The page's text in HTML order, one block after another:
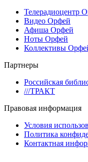
Телерадиоцентр
Видео Орфей
Афиша Орфей
Ноты Орфей
Коллективы
Партнеры
Российская
///ТРАКТ
Правовая информация
Условия
Политика
Контактная